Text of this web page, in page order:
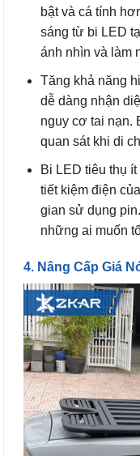
bật và cá tính
sáng từ bi LED
ánh nhìn và làm
Tăng khả năng
dễ dàng nhận
nguy cơ tai nạn.
quan sát khi di
Bi LED tiêu thụ
tiết kiệm điện
gian sử dụng
những ai muốn
4. Nâng Cấp Giá